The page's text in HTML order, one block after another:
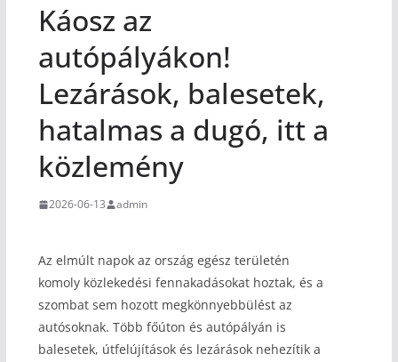
Káosz az
autópályákon!
Lezárások, balesetek,
hatalmas a dugó, itt a
közlemény
2026-06-13 admin
Az elmúlt napok az ország egész területén
komoly közlekedési fennakadásokat hoztak, és a
szombat sem hozott megkönnyebbülést az
autósoknak. Több főúton és autópályán is
balesetek, útfelújítások és lezárások nehezítik a